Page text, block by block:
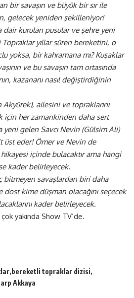
bir savaşın ve büyük bir sır ile
gelecek yeniden şekilleniyor!
dair kurulan pusular ve şehre yeni
yıllar süren bereketini, o
yoksa, bir kahramana mı? Kuşaklar
ve bu savaşın tam ortasında
kazananı nasıl değiştirdiğinin
ailesini ve topraklarını
için her zamankinden daha sert
yeni gelen Savcı Nevin (Gülsim Ali)
üst eder! Ömer ve Nevin de
içinde bulacaktır ama hangi
kader belirleyecek.
bitmeyen savaşlardan biri daha
kime düşman olacağını seçecek
kader belirleyecek.
yakında Show TV‘de.
bereketli topraklar dizisi
Akkaya